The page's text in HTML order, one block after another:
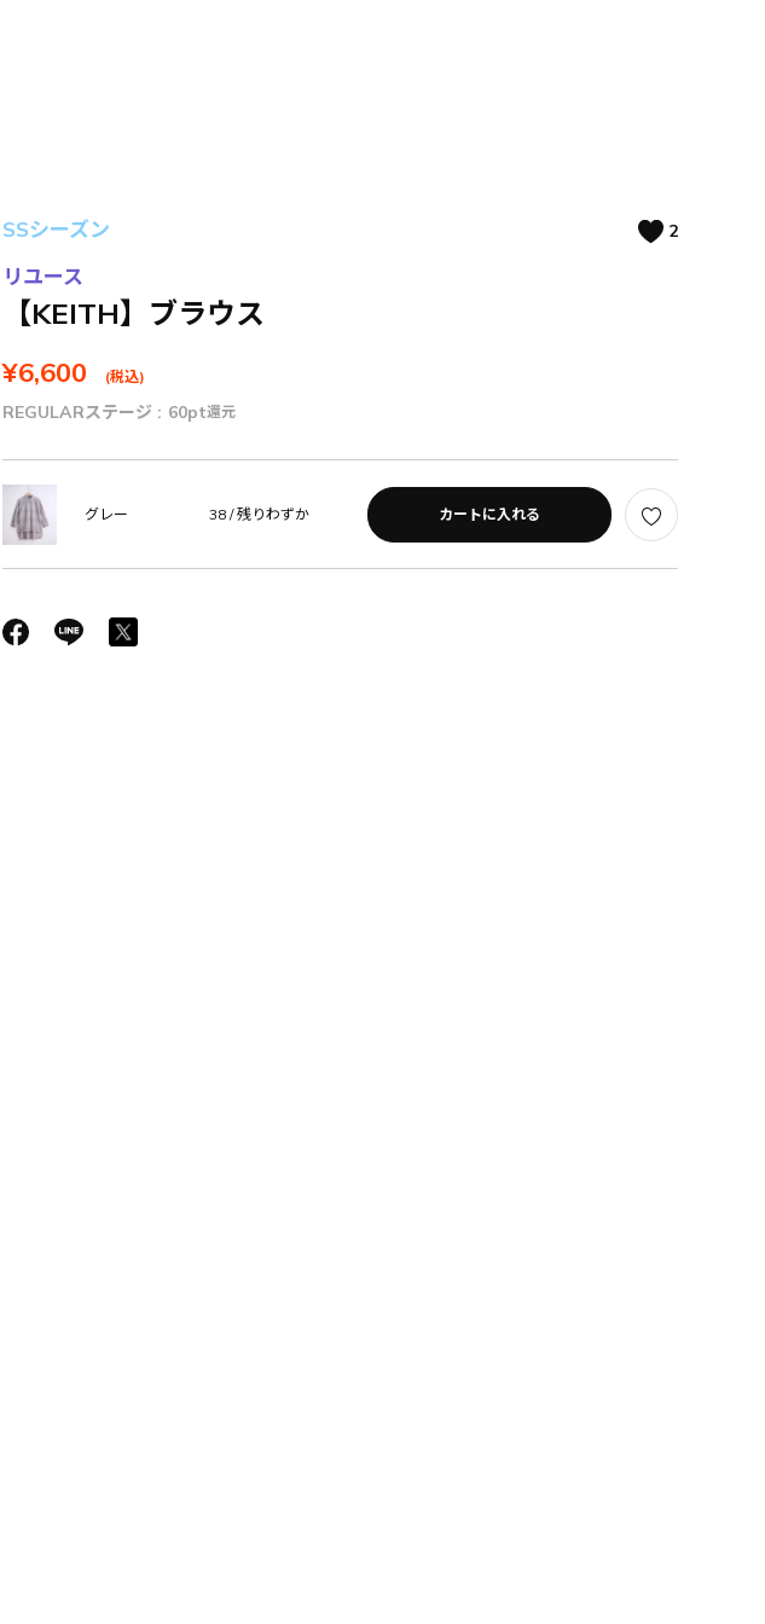
SSシーズン 2
リユース
【KEITH】ブラウス
¥6,600 (税込)
REGULARステージ : 60pt還元
グレー 38 /残りわずか カートに入れる